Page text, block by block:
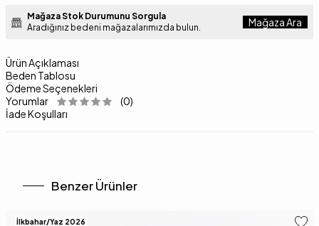
Mağaza Stok Durumunu Sorgula
Aradığınız bedeni mağazalarımızda bulun.
Mağaza Ara
Ürün Açıklaması
Beden Tablosu
Ödeme Seçenekleri
Yorumlar
(0)
İade Koşulları
Benzer Ürünler
İlkbahar/Yaz 2026